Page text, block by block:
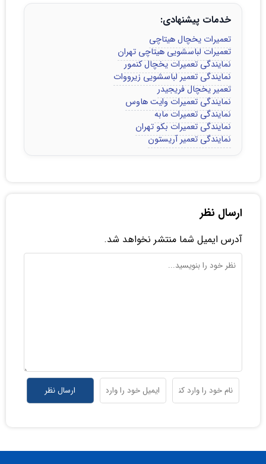
خدمات پیشنهادی:
تعمیرات یخچال هیتاچی
تعمیرات لباسشویی هیتاچی تهران
نمایندگی تعمیرات یخچال کنمور
نمایندگی تعمیر لباسشویی زیرووات
تعمیر یخچال فریجیدر
نمایندگی تعمیرات وایت هاوس
نمایندگی تعمیرات مابه
نمایندگی تعمیرات بکو تهران
نمایندگی تعمیر آریستون
ارسال نظر
آدرس ایمیل شما منتشر نخواهد شد.